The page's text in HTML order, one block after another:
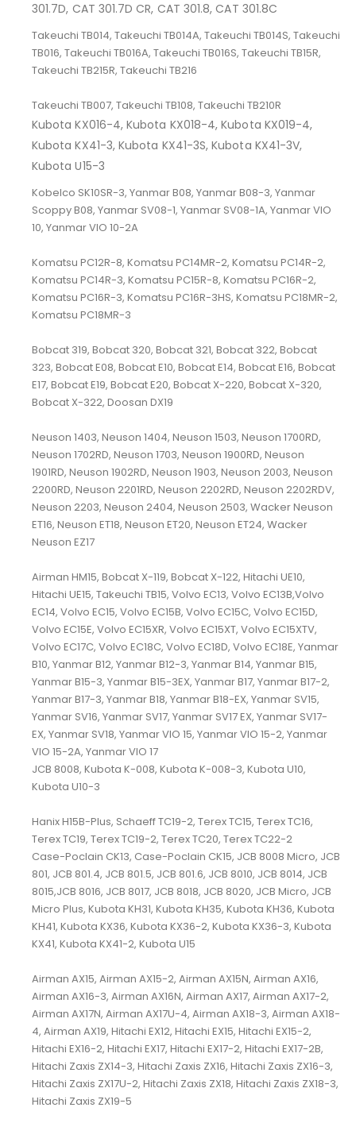
301.7D, CAT 301.7D CR, CAT 301.8, CAT 301.8C
Takeuchi TB014, Takeuchi TB014A, Takeuchi TB014S, Takeuchi
TB016, Takeuchi TB016A, Takeuchi TB016S, Takeuchi TB15R,
Takeuchi TB215R, Takeuchi TB216
Takeuchi TB007, Takeuchi TB108, Takeuchi TB210R
Kubota KX016-4, Kubota KX018-4, Kubota KX019-4,
Kubota KX41-3, Kubota KX41-3S, Kubota KX41-3V,
Kubota U15-3
Kobelco SK10SR-3, Yanmar B08, Yanmar B08-3, Yanmar
Scoppy B08, Yanmar SV08-1, Yanmar SV08-1A, Yanmar VIO
10, Yanmar VIO 10-2A
Komatsu PC12R-8, Komatsu PC14MR-2, Komatsu PC14R-2,
Komatsu PC14R-3, Komatsu PC15R-8, Komatsu PC16R-2,
Komatsu PC16R-3, Komatsu PC16R-3HS, Komatsu PC18MR-2,
Komatsu PC18MR-3
Bobcat 319, Bobcat 320, Bobcat 321, Bobcat 322, Bobcat
323, Bobcat E08, Bobcat E10, Bobcat E14, Bobcat E16, Bobcat
E17, Bobcat E19, Bobcat E20, Bobcat X-220, Bobcat X-320,
Bobcat X-322, Doosan DX19
Neuson 1403, Neuson 1404, Neuson 1503, Neuson 1700RD,
Neuson 1702RD, Neuson 1703, Neuson 1900RD, Neuson
1901RD, Neuson 1902RD, Neuson 1903, Neuson 2003, Neuson
2200RD, Neuson 2201RD, Neuson 2202RD, Neuson 2202RDV,
Neuson 2203, Neuson 2404, Neuson 2503, Wacker Neuson
ET16, Neuson ET18, Neuson ET20, Neuson ET24, Wacker
Neuson EZ17
Airman HM15, Bobcat X-119, Bobcat X-122, Hitachi UE10,
Hitachi UE15, Takeuchi TB15, Volvo EC13, Volvo EC13B,Volvo
EC14, Volvo EC15, Volvo EC15B, Volvo EC15C, Volvo EC15D,
Volvo EC15E, Volvo EC15XR, Volvo EC15XT, Volvo EC15XTV,
Volvo EC17C, Volvo EC18C, Volvo EC18D, Volvo EC18E, Yanmar
B10, Yanmar B12, Yanmar B12-3, Yanmar B14, Yanmar B15,
Yanmar B15-3, Yanmar B15-3EX, Yanmar B17, Yanmar B17-2,
Yanmar B17-3, Yanmar B18, Yanmar B18-EX, Yanmar SV15,
Yanmar SV16, Yanmar SV17, Yanmar SV17 EX, Yanmar SV17-
EX, Yanmar SV18, Yanmar VIO 15, Yanmar VIO 15-2, Yanmar
VIO 15-2A, Yanmar VIO 17
JCB 8008, Kubota K-008, Kubota K-008-3, Kubota U10,
Kubota U10-3
Hanix H15B-Plus, Schaeff TC19-2, Terex TC15, Terex TC16,
Terex TC19, Terex TC19-2, Terex TC20, Terex TC22-2
Case-Poclain CK13, Case-Poclain CK15, JCB 8008 Micro, JCB
801, JCB 801.4, JCB 801.5, JCB 801.6, JCB 8010, JCB 8014, JCB
8015,JCB 8016, JCB 8017, JCB 8018, JCB 8020, JCB Micro, JCB
Micro Plus, Kubota KH31, Kubota KH35, Kubota KH36, Kubota
KH41, Kubota KX36, Kubota KX36-2, Kubota KX36-3, Kubota
KX41, Kubota KX41-2, Kubota U15
Airman AX15, Airman AX15-2, Airman AX15N, Airman AX16,
Airman AX16-3, Airman AX16N, Airman AX17, Airman AX17-2,
Airman AX17N, Airman AX17U-4, Airman AX18-3, Airman AX18-
4, Airman AX19, Hitachi EX12, Hitachi EX15, Hitachi EX15-2,
Hitachi EX16-2, Hitachi EX17, Hitachi EX17-2, Hitachi EX17-2B,
Hitachi Zaxis ZX14-3, Hitachi Zaxis ZX16, Hitachi Zaxis ZX16-3,
Hitachi Zaxis ZX17U-2, Hitachi Zaxis ZX18, Hitachi Zaxis ZX18-3,
Hitachi Zaxis ZX19-5